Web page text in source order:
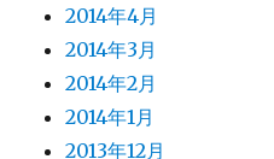
2014年4月
2014年3月
2014年2月
2014年1月
2013年12月